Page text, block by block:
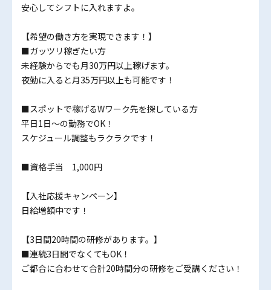
安心してシフトに入れますよ。
【希望の働き方を実現できます！】
■ガッツリ稼ぎたい方
未経験からでも月30万円以上稼げます。
夜勤に入ると月35万円以上も可能です！
■スポットで稼げるWワーク先を探している方
平日1日～の勤務でOK！
スケジュール調整もラクラクです！
■資格手当 1,000円
【入社応援キャンペーン】
日給増額中です！
【3日間20時間の研修があります。】
■連続3日間でなくてもOK！
ご都合に合わせて合計20時間分の研修をご受講ください！